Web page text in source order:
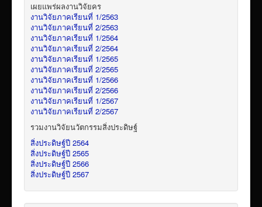
เผยแพร่ผลงานวิจัยคร
งานวิจัยภาคเรียนที่ 1/2563
งานวิจัยภาคเรียนที่ 2/2563
งานวิจัยภาคเรียนที่ 1/2564
งานวิจัยภาคเรียนที่ 2/2564
งานวิจัยภาคเรียนที่ 1/2565
งานวิจัยภาคเรียนที่ 2/2565
งานวิจัยภาคเรียนที่ 1/2566
งานวิจัยภาคเรียนที่ 2/2566
งานวิจัยภาคเรียนที่ 1/2567
งานวิจัยภาคเรียนที่ 2/2567
รวมงานวิจัยนวัตกรรมสิ่งประดิษฐ์
สิ่งประดิษฐ์ปี 2564
สิ่งประดิษฐ์ปี 2565
สิ่งประดิษฐ์ปี 2566
สิ่งประดิษฐ์ปี 2567